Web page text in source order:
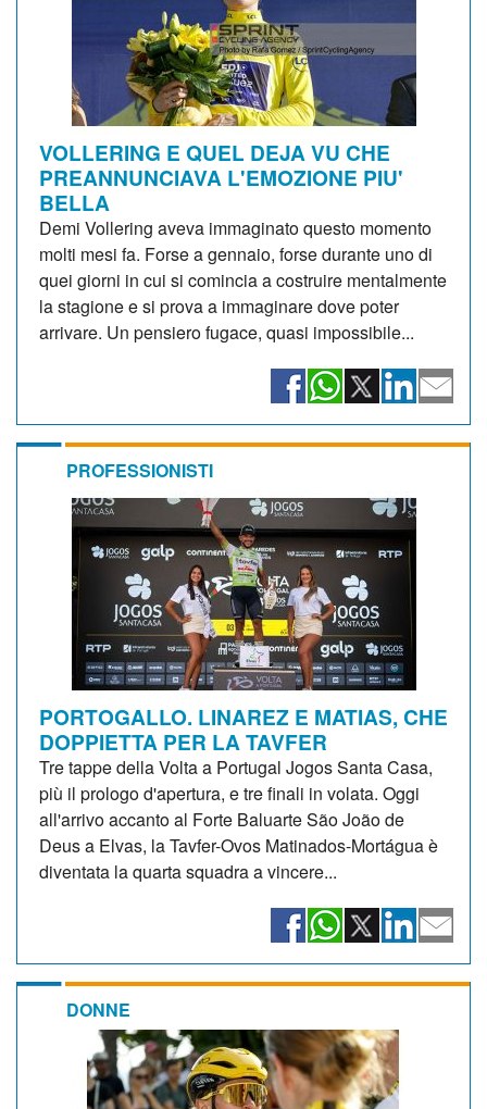
VOLLERING E QUEL DEJA VU CHE
PREANNUNCIAVA L'EMOZIONE PIU'
BELLA
Demi Vollering aveva immaginato questo momento
molti mesi fa. Forse a gennaio, forse durante uno di
quei giorni in cui si comincia a costruire mentalmente
la stagione e si prova a immaginare dove poter
arrivare. Un pensiero fugace, quasi impossibile...
PROFESSIONISTI
PORTOGALLO. LINAREZ E MATIAS, CHE
DOPPIETTA PER LA TAVFER
Tre tappe della Volta a Portugal Jogos Santa Casa,
più il prologo d'apertura, e tre finali in volata. Oggi
all'arrivo accanto al Forte Baluarte São João de
Deus a Elvas, la Tavfer-Ovos Matinados-Mortágua è
diventata la quarta squadra a vincere...
DONNE